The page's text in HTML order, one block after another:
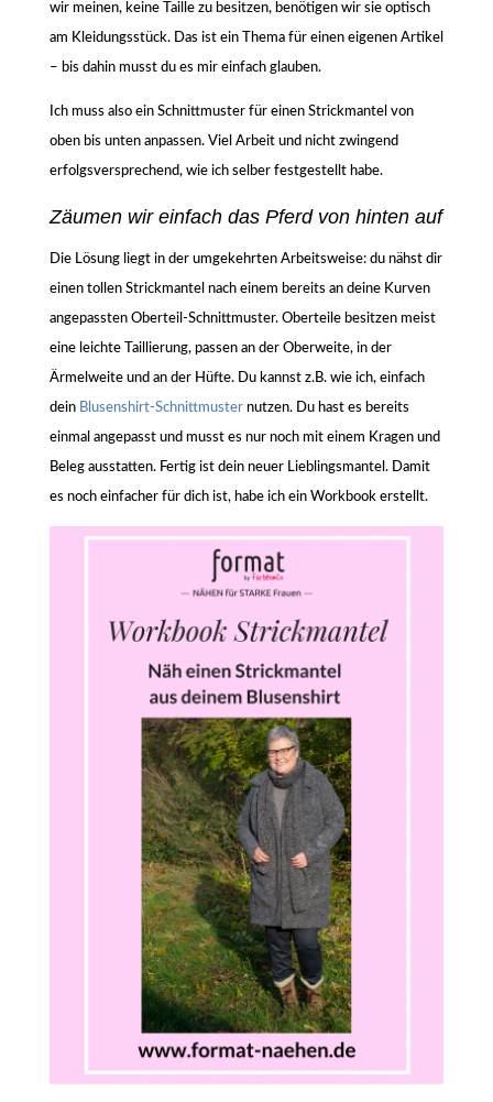
wir meinen, keine Taille zu besitzen, benötigen wir sie optisch
am Kleidungsstück. Das ist ein Thema für einen eigenen Artikel
– bis dahin musst du es mir einfach glauben.
Ich muss also ein Schnittmuster für einen Strickmantel von
oben bis unten anpassen. Viel Arbeit und nicht zwingend
erfolgsversprechend, wie ich selber festgestellt habe.
Zäumen wir einfach das Pferd von hinten auf
Die Lösung liegt in der umgekehrten Arbeitsweise: du nähst dir
einen tollen Strickmantel nach einem bereits an deine Kurven
angepassten Oberteil-Schnittmuster. Oberteile besitzen meist
eine leichte Taillierung, passen an der Oberweite, in der
Ärmelweite und an der Hüfte. Du kannst z.B. wie ich, einfach
dein Blusenshirt-Schnittmusternutzen. Du hast es bereits
einmal angepasst und musst es nur noch mit einem Kragen und
Beleg ausstatten. Fertig ist dein neuer Lieblingsmantel. Damit
es noch einfacher für dich ist, habe ich ein Workbook erstellt.